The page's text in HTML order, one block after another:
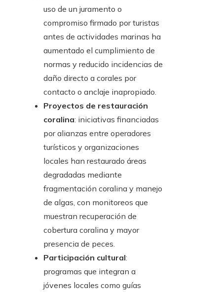
uso de un juramento o
compromiso firmado por turistas
antes de actividades marinas ha
aumentado el cumplimiento de
normas y reducido incidencias de
daño directo a corales por
contacto o anclaje inapropiado.
Proyectos de restauración
coralina: iniciativas financiadas
por alianzas entre operadores
turísticos y organizaciones
locales han restaurado áreas
degradadas mediante
fragmentación coralina y manejo
de algas, con monitoreos que
muestran recuperación de
cobertura coralina y mayor
presencia de peces.
Participación cultural:
programas que integran a
jóvenes locales como guías